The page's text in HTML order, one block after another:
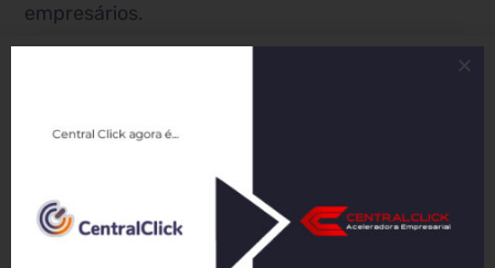
empresários.
A verdade, segundo Reginaldo, é que basta
para alcançar seus objetivos. Ele afirma que
essa técnica deve ser escolhida de acordo com o
seu nicho de mercado e público-alvo.